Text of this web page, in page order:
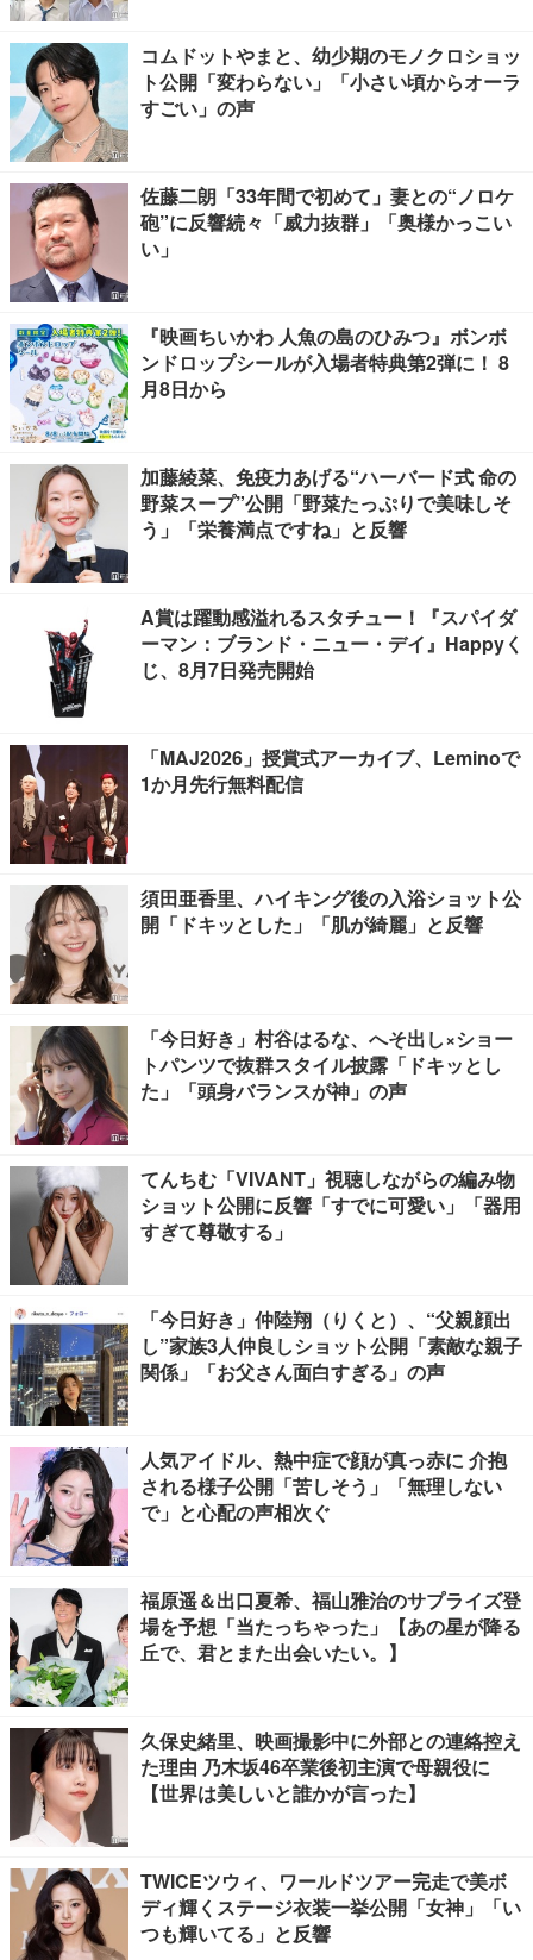
コムドットやまと、幼少期のモノクロショッ
ト公開「変わらない」「小さい頃からオーラ
すごい」の声
佐藤二朗「33年間で初めて」妻との“ノロケ
砲”に反響続々「威力抜群」「奥様かっこい
い」
『映画ちいかわ 人魚の島のひみつ』ボンボ
ンドロップシールが入場者特典第2弾に！ 8
月8日から
加藤綾菜、免疫力あげる“ハーバード式 命の
野菜スープ”公開「野菜たっぷりで美味しそ
う」「栄養満点ですね」と反響
A賞は躍動感溢れるスタチュー！『スパイダ
ーマン：ブランド・ニュー・デイ』Happyく
じ、8月7日発売開始
「MAJ2026」授賞式アーカイブ、Leminoで
1か月先行無料配信
須田亜香里、ハイキング後の入浴ショット公
開「ドキッとした」「肌が綺麗」と反響
「今日好き」村谷はるな、へそ出し×ショー
トパンツで抜群スタイル披露「ドキッとし
た」「頭身バランスが神」の声
てんちむ「VIVANT」視聴しながらの編み物
ショット公開に反響「すでに可愛い」「器用
すぎて尊敬する」
「今日好き」仲陸翔（りくと）、“父親顔出
し”家族3人仲良しショット公開「素敵な親子
関係」「お父さん面白すぎる」の声
人気アイドル、熱中症で顔が真っ赤に 介抱
される様子公開「苦しそう」「無理しない
で」と心配の声相次ぐ
福原遥＆出口夏希、福山雅治のサプライズ登
場を予想「当たっちゃった」【あの星が降る
丘で、君とまた出会いたい。】
久保史緒里、映画撮影中に外部との連絡控え
た理由 乃木坂46卒業後初主演で母親役に
【世界は美しいと誰かが言った】
TWICEツウィ、ワールドツアー完走で美ボ
ディ輝くステージ衣装一挙公開「女神」「い
つも輝いてる」と反響